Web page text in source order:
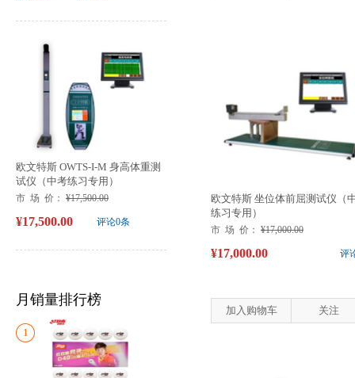
欧文特斯 OWTS-I-M 身高体重测
试仪（中考练习专用）
市 场 价： ¥17,500.00
评论0条
¥17,500.00
月销量排行榜
1
欧文特斯 坐位体前屈测试仪（
练习专用）
市 场 价： ¥17,000.00
评
¥17,000.00
加入购物车 关注